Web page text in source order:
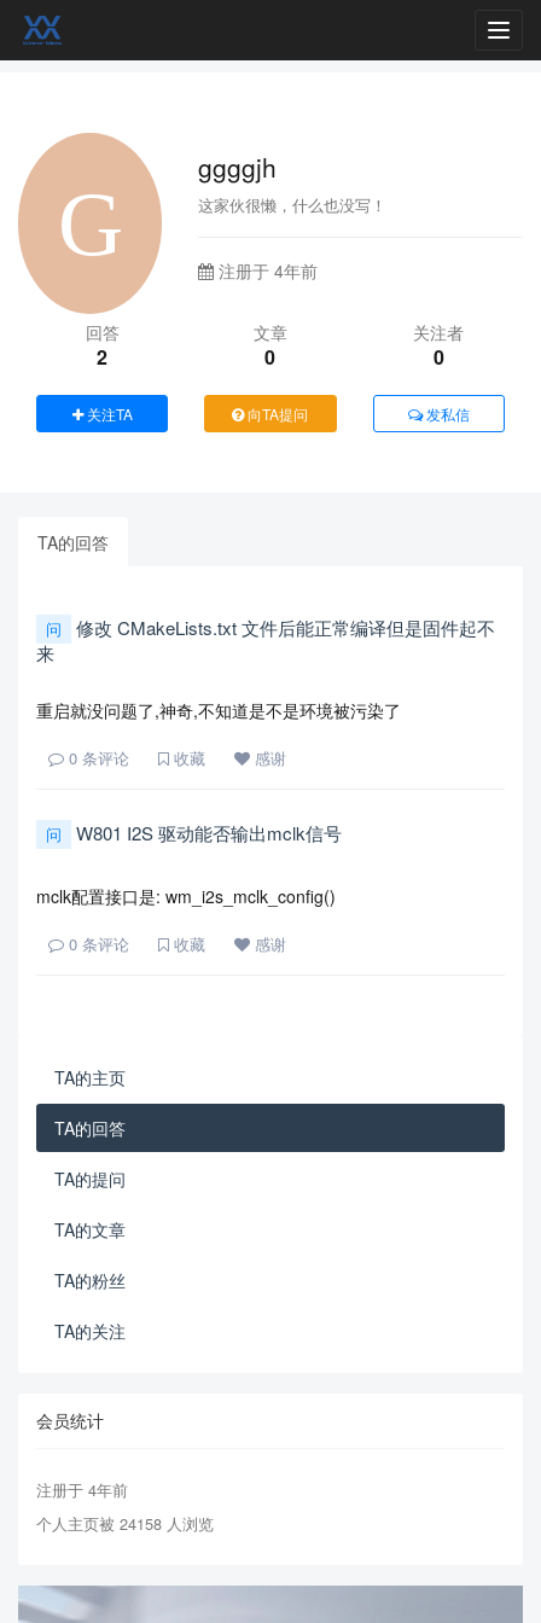
ggggjh
这家伙很懒，什么也没写！
注册于 4年前
回答
2
文章
0
关注者
0
关注TA 向TA提问 发私信
TA的回答
问
修改 CMakeLists.txt 文件后能正常编译但是固件起不
来
重启就没问题了,神奇,不知道是不是环境被污染了
0 条评论 收藏 感谢
问 W801 I2S 驱动能否输出mclk信号
mclk配置接口是: wm_i2s_mclk_config()
0 条评论 收藏 感谢
TA的主页
TA的回答
TA的提问
TA的文章
TA的粉丝
TA的关注
会员统计
注册于 4年前
个人主页被 24158 人浏览